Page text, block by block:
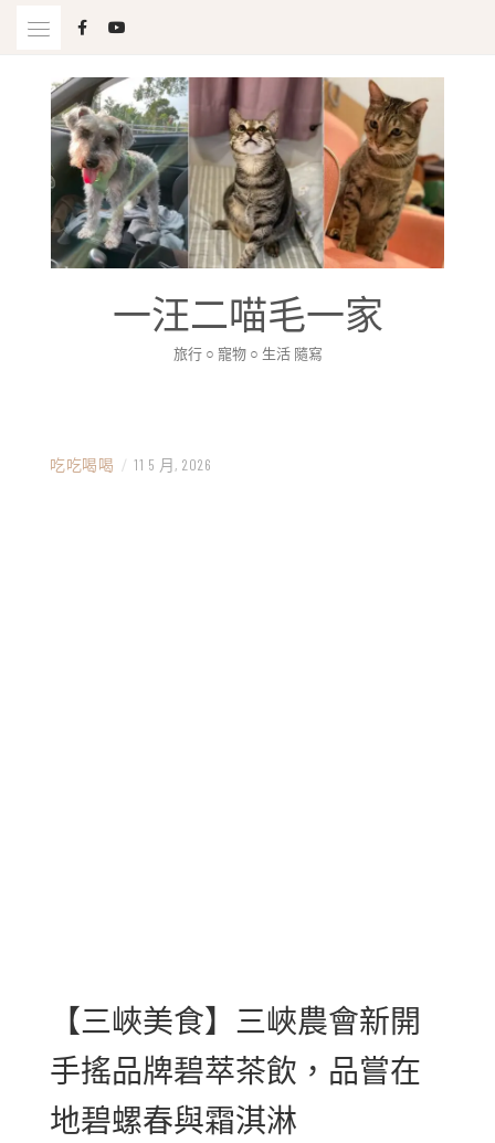
一汪二喵毛一家
旅行 ○ 寵物 ○ 生活 隨寫
吃吃喝喝 / 11 5 月, 2026
【三峽美食】三峽農會新開
手搖品牌碧萃茶飲，品嘗在
地碧螺春與霜淇淋